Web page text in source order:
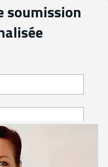
soumission